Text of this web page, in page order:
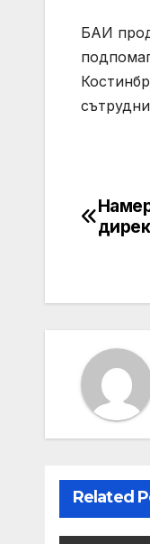
БАИ
Post
Related